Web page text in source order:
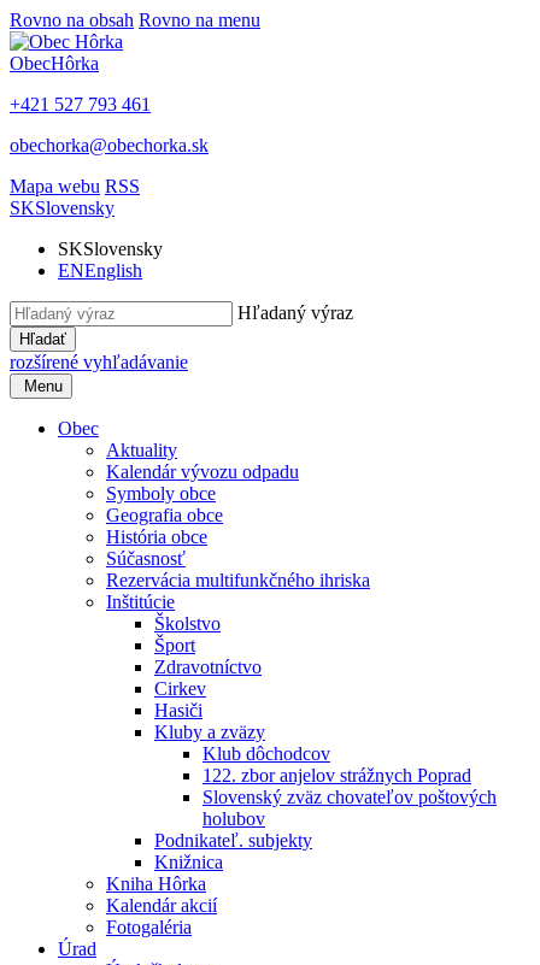
Rovno na obsah Rovno na menu
ObecHôrka
+421 527 793 461
obechorka@obechorka.sk
Mapa webu RSS
SKSlovensky
SKSlovensky
ENEnglish
Hľadaný výraz
Hľadať
rozšírené vyhľadávanie
Menu
Obec
Aktuality
Kalendár vývozu odpadu
Symboly obce
Geografia obce
História obce
Súčasnosť
Rezervácia multifunkčného ihriska
Inštitúcie
Školstvo
Šport
Zdravotníctvo
Cirkev
Hasiči
Kluby a zväzy
Klub dôchodcov
122. zbor anjelov strážnych Poprad
Slovenský zväz chovateľov poštových
holubov
Podnikateľ. subjekty
Knižnica
Kniha Hôrka
Kalendár akcií
Fotogaléria
Úrad